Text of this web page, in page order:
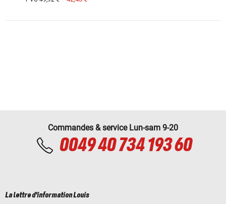
Commandes & service Lun-sam 9-20
0049 40 734 193 60
La lettre d'information Louis